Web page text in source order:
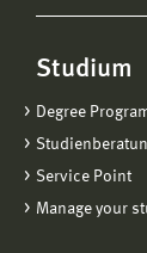
Studium
Degree
Service Point
Manage your